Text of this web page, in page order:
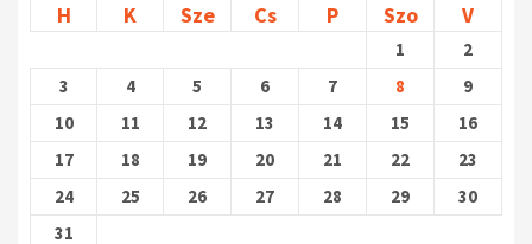
H K Sze Cs P Szo V
1
2
3
4 5 6 7 8
9
10
11 12 13 14 15
16
17
18 19 20 21 22
23
24
25 26 27 28 29
30
31